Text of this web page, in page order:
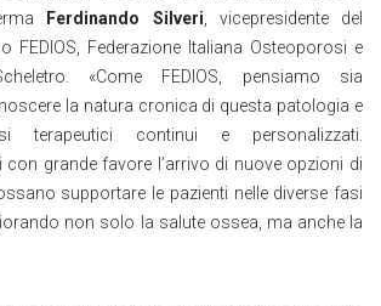
Ferdinando Silveri , vicepresidente del
FEDIOS, Federazione Italiana Osteoporosi e
«Come FEDIOS, pensiamo sia
la natura cronica di questa patologia e
terapeutici continui e personalizzati.
grande favore l’arrivo di nuove opzioni di
supportare le pazienti nelle diverse fasi
non solo la salute ossea, ma anche la